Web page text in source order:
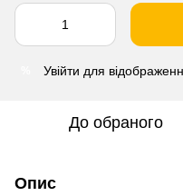
Увійти для
До обраного
Опис